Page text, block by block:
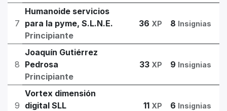
7
Humanoide servicios
para la pyme, S.L.N.E.
Principiante
36 XP 8 Insignias
8
Joaquín Gutiérrez
Pedrosa
Principiante
33 XP 9 Insignias
9
Vortex dimensión
digital SLL
11 XP 6 Insignias